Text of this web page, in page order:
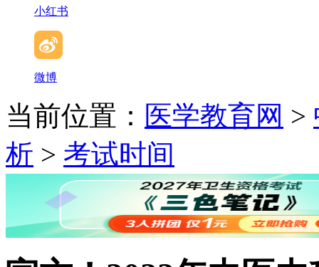
小红书
微博
当前位置： 医学教育网 >
析 > 考试时间